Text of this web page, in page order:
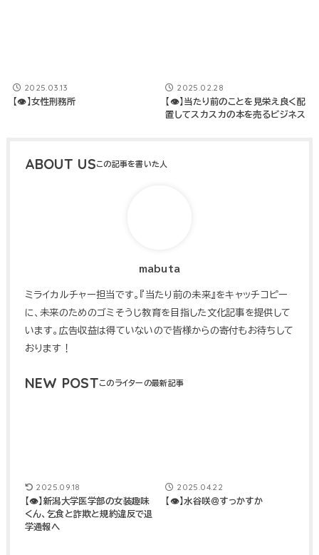
2025.03.13
【👁】女性刑務所
2025.02.28
【👁】当たり前のことを見栄え良く配
置してスカスカの本を売るビジネス
ABOUT US
mabuta
ミライカルチャー担当です。『当たり前の未来』をキャッチコピー
に、未来のためのゴミそうじ教育を目指した文化記事を提供して
います。広告収益は得ていないので皆様からの寄付もお待ちして
おります！
NEW POST
2025.09.18
【👁】新潟大学医学部の女装趣味
くん、乞食と詐欺と規約違反で退
学通報へ
2025.04.22
【👁】水谷咲＠すっかすか